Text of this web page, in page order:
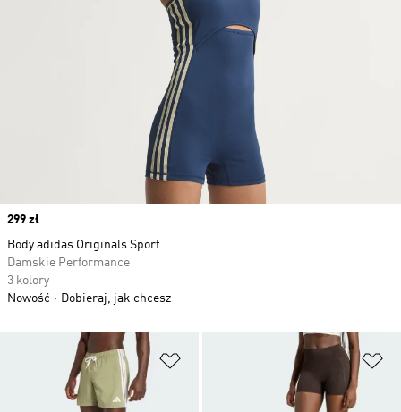
Dodaj do listy życzeń
Price
299 zł
Body adidas Originals Sport
Damskie Performance
3 kolory
Nowość
Dobieraj, jak chcesz